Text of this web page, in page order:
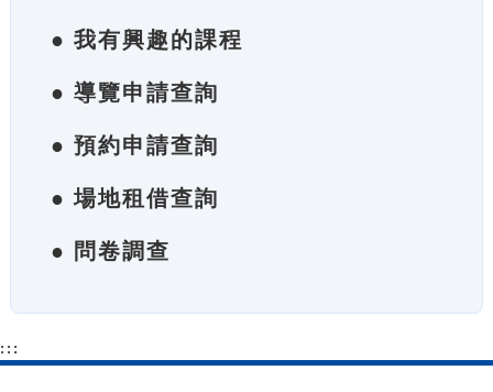
● 我有興趣的課程
● 導覽申請查詢
● 預約申請查詢
● 場地租借查詢
● 問卷調查
:::